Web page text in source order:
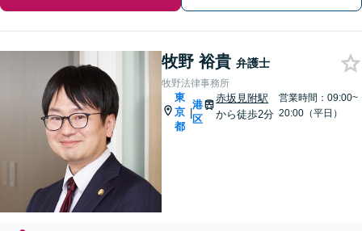
牧野 裕貴 弁護士
牧野法律事務所
東
京
都
|
港
区
赤坂見附駅
から徒歩2分
営業時間：09:00~
20:00（平日）